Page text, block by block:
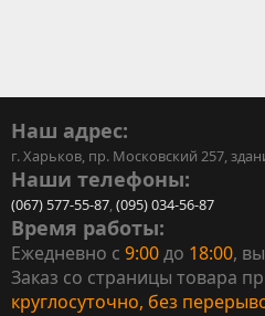
Наш адрес:
г. Харьков, пр. Московский 257,
Наши телефоны:
(067) 577-55-87,(095) 034-56-87
Время работы:
Ежедневно с 9:00до 18:00,
Заказ со страницы товара
круглосуточно, без